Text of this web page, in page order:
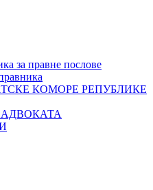
за правне послове
КОМОРЕ РЕПУБЛИКЕ